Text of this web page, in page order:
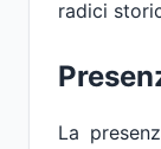
radici
La